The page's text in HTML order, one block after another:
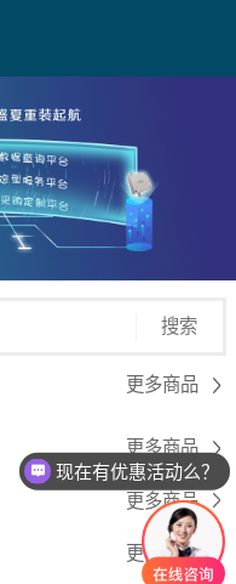
搜索
更多商品
更多商品
更多商品
更多商品
现在有优惠活动么？